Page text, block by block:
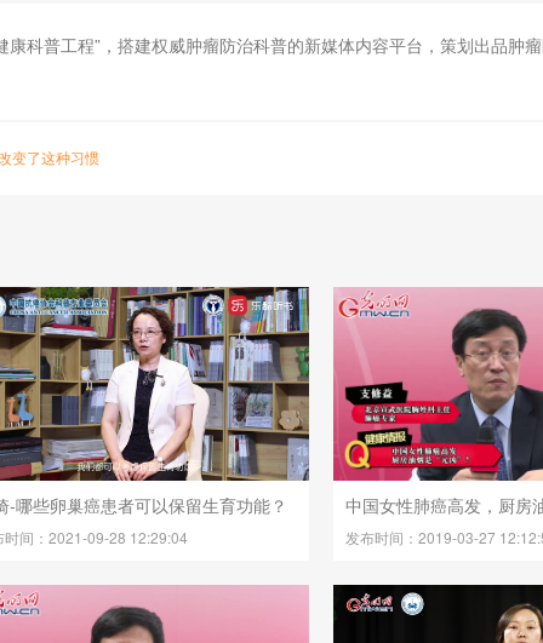
科普工程”，搭建权威肿瘤防治科普的新媒体内容平台，策划出品肿
变了这种习惯
-哪些卵巢癌患者可以保留生育功能？
时间：2021-09-28 12:29:04
中国女性肺癌高发，厨房
发布时间：2019-03-27